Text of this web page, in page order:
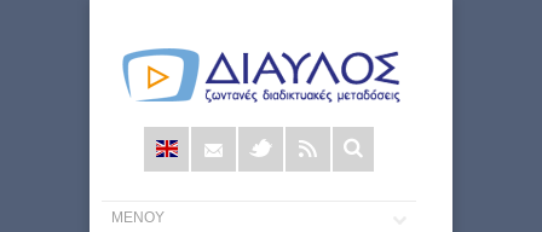
Φόρμα
αναζήτησης